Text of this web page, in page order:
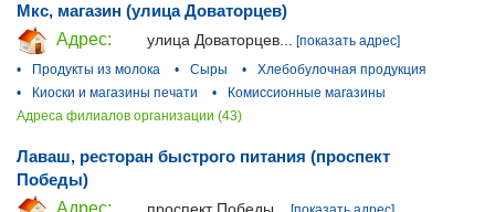
Мкс, магазин (улица Доваторцев)
Адрес:
улица Доваторцев...
[показать адрес]
•
Продукты из молока • Сыры •
Хлебобулочная продукция
•
Киоски и магазины печати •
Комиссионные магазины
Адреса филиалов организации (43)
Лаваш, ресторан быстрого питания (проспект
Победы)
Адрес: